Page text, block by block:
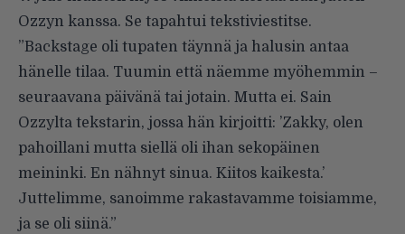
Ozzyn kanssa. Se tapahtui tekstiviestitse.
”Backstage oli tupaten täynnä ja halusin antaa
hänelle tilaa. Tuumin että näemme myöhemmin –
seuraavana päivänä tai jotain. Mutta ei. Sain
Ozzylta tekstarin, jossa hän kirjoitti: ’Zakky, olen
pahoillani mutta siellä oli ihan sekopäinen
meininki. En nähnyt sinua. Kiitos kaikesta.’
Juttelimme, sanoimme rakastavamme toisiamme,
ja se oli siinä.”